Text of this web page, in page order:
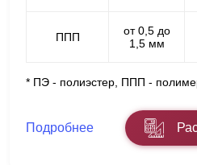
ППП
от 0,5 до
1,5 мм
* ПЭ - полиэстер, ППП -
Подробнее